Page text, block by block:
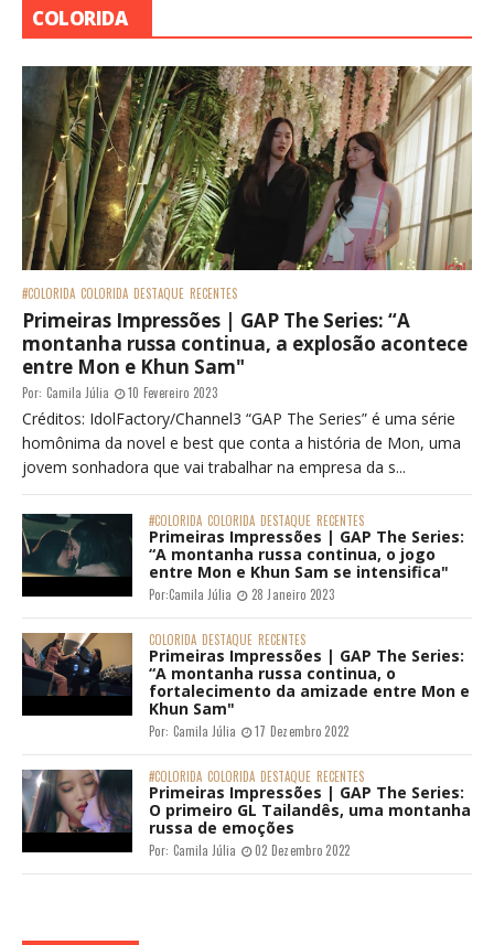
COLORIDA
#COLORIDA COLORIDA DESTAQUE RECENTES
Primeiras Impressões | GAP The Series: “A
montanha russa continua, a explosão acontece
entre Mon e Khun Sam"
Por: Camila Júlia 10 Fevereiro 2023
Créditos: IdolFactory/Channel3 “GAP The Series” é uma série
homônima da novel e best que conta a história de Mon, uma
jovem sonhadora que vai trabalhar na empresa da s...
#COLORIDA COLORIDA DESTAQUE RECENTES
Primeiras Impressões | GAP The Series:
“A montanha russa continua, o jogo
entre Mon e Khun Sam se intensifica"
Por:Camila Júlia 28 Janeiro 2023
COLORIDA DESTAQUE RECENTES
Primeiras Impressões | GAP The Series:
“A montanha russa continua, o
fortalecimento da amizade entre Mon e
Khun Sam"
Por: Camila Júlia 17 Dezembro 2022
#COLORIDA COLORIDA DESTAQUE RECENTES
Primeiras Impressões | GAP The Series:
O primeiro GL Tailandês, uma montanha
russa de emoções
Por: Camila Júlia 02 Dezembro 2022